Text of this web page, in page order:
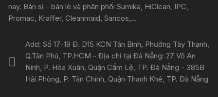
nay. Bán sỉ - bán lẻ và phân phối Sumika, HiClean, IPC,
Promac, Kraffer, Cleanmaid, Sancos,...
Add: Số 17-19 Đ. D15 KCN Tân Bình, Phường Tây Thạnh,
Q.Tân Phú, TP.HCM - Địa chỉ tại Đà Nẵng: 27 Võ An
Ninh, P. Hòa Xuân, Quận Cẩm Lệ, TP. Đà Nẵng - 385B
Hải Phòng, P. Tân Chính, Quận Thanh Khê, TP. Đà Nẵng